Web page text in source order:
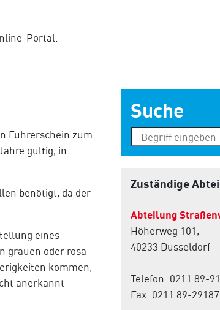
Portal.
Führerschein zum
gültig, in
benötigt, da der
eines
grauen oder rosa
kommen,
anerkannt
Suche
Zuständige
Abteilung
Höherweg 101,
40233 Düsseldorf
Telefon: 0211 89-91
Fax: 0211 89-29187